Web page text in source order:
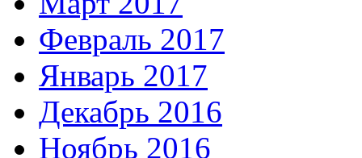
Февраль 2017
Январь 2017
Декабрь 2016
Ноябрь 2016